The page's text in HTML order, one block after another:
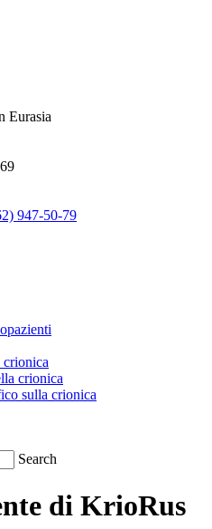
Eurasia
947-50-79
crionica
crionica
sulla crionica
Search
di KrioRus